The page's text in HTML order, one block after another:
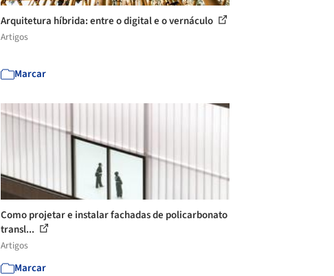
Arquitetura híbrida: entre o digital e o vernáculo
Artigos
Marcar
Como projetar e instalar fachadas de policarbonato
transl...
Artigos
Marcar